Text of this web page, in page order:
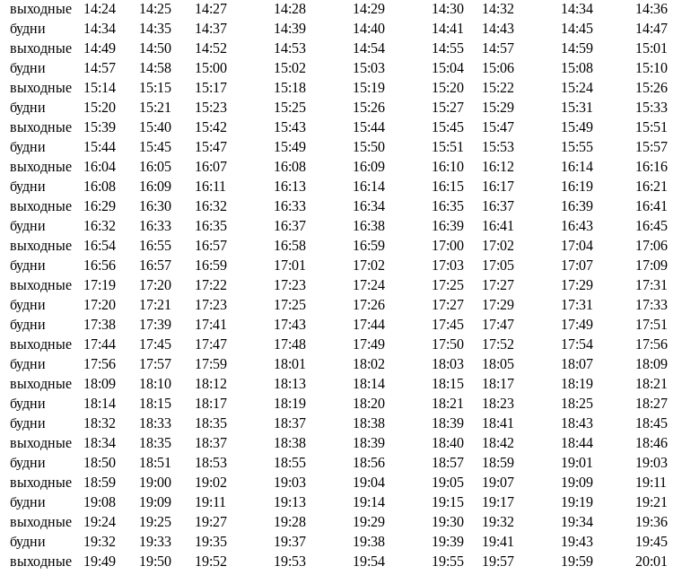
выходные
14:24 14:25 14:27 14:28 14:29 14:30 14:32 14:34 14:36
будни
14:34 14:35 14:37 14:39 14:40 14:41 14:43 14:45 14:47
выходные
14:49 14:50 14:52 14:53 14:54 14:55 14:57 14:59 15:01
будни
14:57 14:58 15:00 15:02 15:03 15:04 15:06 15:08 15:10
выходные
15:14 15:15 15:17 15:18 15:19 15:20 15:22 15:24 15:26
будни
15:20 15:21 15:23 15:25 15:26 15:27 15:29 15:31 15:33
выходные
15:39 15:40 15:42 15:43 15:44 15:45 15:47 15:49 15:51
будни
15:44 15:45 15:47 15:49 15:50 15:51 15:53 15:55 15:57
выходные
16:04 16:05 16:07 16:08 16:09 16:10 16:12 16:14 16:16
будни
16:08 16:09 16:11 16:13 16:14 16:15 16:17 16:19 16:21
выходные
16:29 16:30 16:32 16:33 16:34 16:35 16:37 16:39 16:41
будни
16:32 16:33 16:35 16:37 16:38 16:39 16:41 16:43 16:45
выходные
16:54 16:55 16:57 16:58 16:59 17:00 17:02 17:04 17:06
будни
16:56 16:57 16:59 17:01 17:02 17:03 17:05 17:07 17:09
выходные
17:19 17:20 17:22 17:23 17:24 17:25 17:27 17:29 17:31
будни
17:20 17:21 17:23 17:25 17:26 17:27 17:29 17:31 17:33
будни
17:38 17:39 17:41 17:43 17:44 17:45 17:47 17:49 17:51
выходные
17:44 17:45 17:47 17:48 17:49 17:50 17:52 17:54 17:56
будни
17:56 17:57 17:59 18:01 18:02 18:03 18:05 18:07 18:09
выходные
18:09 18:10 18:12 18:13 18:14 18:15 18:17 18:19 18:21
будни
18:14 18:15 18:17 18:19 18:20 18:21 18:23 18:25 18:27
будни
18:32 18:33 18:35 18:37 18:38 18:39 18:41 18:43 18:45
выходные
18:34 18:35 18:37 18:38 18:39 18:40 18:42 18:44 18:46
будни
18:50 18:51 18:53 18:55 18:56 18:57 18:59 19:01 19:03
выходные
18:59 19:00 19:02 19:03 19:04 19:05 19:07 19:09 19:11
будни
19:08 19:09 19:11 19:13 19:14 19:15 19:17 19:19 19:21
выходные
19:24 19:25 19:27 19:28 19:29 19:30 19:32 19:34 19:36
будни
19:32 19:33 19:35 19:37 19:38 19:39 19:41 19:43 19:45
выходные
19:49 19:50 19:52 19:53 19:54 19:55 19:57 19:59 20:01